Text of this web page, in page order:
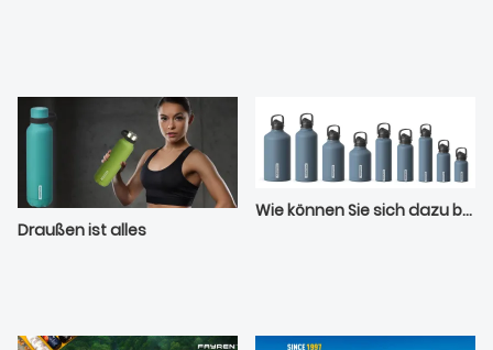
Draußen ist alles
Wie können Sie sich dazu bringen, jeden Tag mehr Wasser zu trinken?